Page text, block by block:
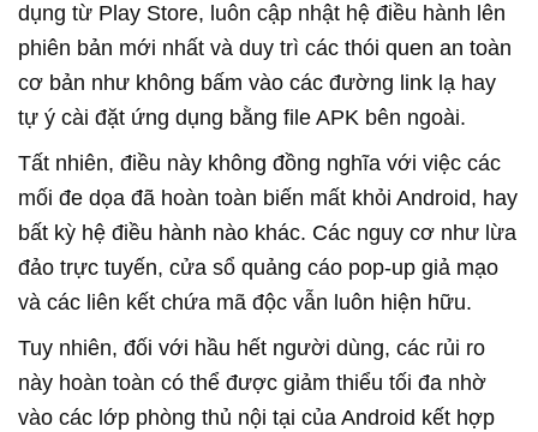
dụng từ Play Store, luôn cập nhật hệ điều hành lên
phiên bản mới nhất và duy trì các thói quen an toàn
cơ bản như không bấm vào các đường link lạ hay
tự ý cài đặt ứng dụng bằng file APK bên ngoài.
Tất nhiên, điều này không đồng nghĩa với việc các
mối đe dọa đã hoàn toàn biến mất khỏi Android, hay
bất kỳ hệ điều hành nào khác. Các nguy cơ như lừa
đảo trực tuyến, cửa sổ quảng cáo pop-up giả mạo
và các liên kết chứa mã độc vẫn luôn hiện hữu.
Tuy nhiên, đối với hầu hết người dùng, các rủi ro
này hoàn toàn có thể được giảm thiểu tối đa nhờ
vào các lớp phòng thủ nội tại của Android kết hợp